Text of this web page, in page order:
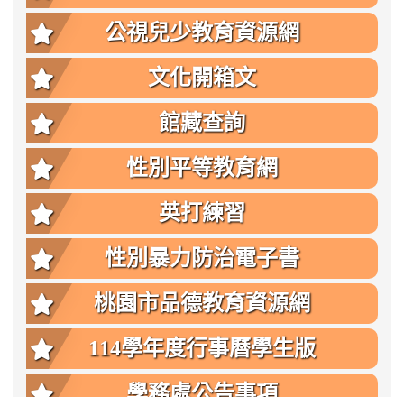
公視兒少教育資源網
文化開箱文
館藏查詢
性別平等教育網
英打練習
性別暴力防治電子書
桃園市品德教育資源網
114學年度行事曆學生版